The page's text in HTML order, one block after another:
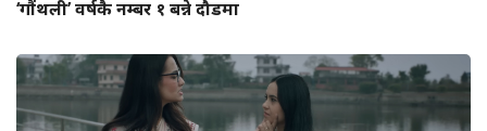
‘गौंथली’ वर्षकै नम्बर १ बन्ने दौडमा